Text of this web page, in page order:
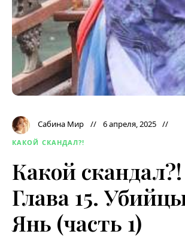
Сабина Мир 6 апреля, 2025
КАКОЙ СКАНДАЛ?!
Какой
Глава 15.
Янь (часть 1)